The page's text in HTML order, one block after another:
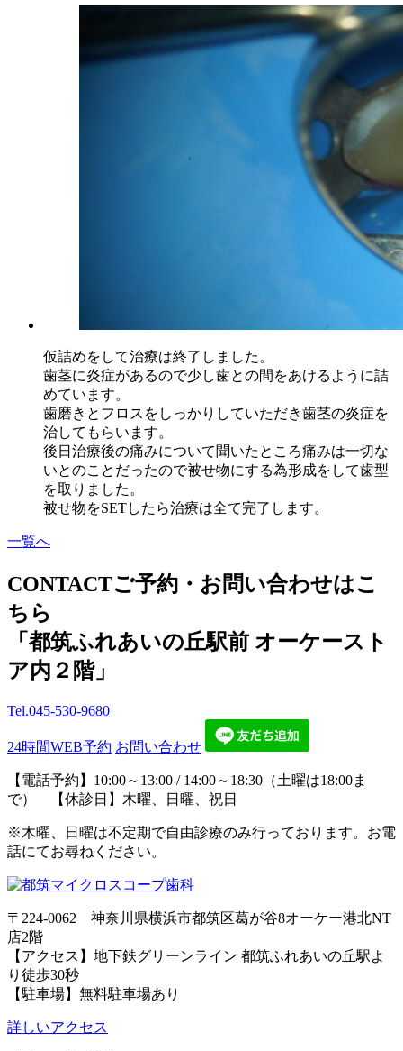
仮詰めをして治療は終了しました。
歯茎に炎症があるので少し歯との間をあけるように詰
めています。
歯磨きとフロスをしっかりしていただき歯茎の炎症を
治してもらいます。
後日治療後の痛みについて聞いたところ痛みは一切な
いとのことだったので被せ物にする為形成をして歯型
を取りました。
被せ物をSETしたら治療は全て完了します。
一覧へ
CONTACTご予約・お問い合わせはこ
ちら
「都筑ふれあいの丘駅前 オーケースト
ア内２階」
Tel.045-530-9680
24時間WEB予約 お問い合わせ
【電話予約】10:00～13:00 / 14:00～18:30（土曜は18:00ま
で） 【休診日】木曜、日曜、祝日
※木曜、日曜は不定期で自由診療のみ行っております。お電
話にてお尋ねください。
〒224-0062 神奈川県横浜市都筑区葛が谷8オーケー港北NT
店2階
【アクセス】地下鉄グリーンライン 都筑ふれあいの丘駅よ
り徒歩30秒
【駐車場】無料駐車場あり
詳しいアクセス